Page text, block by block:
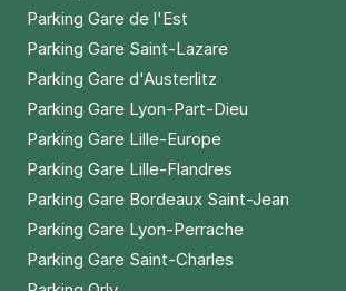
Parking Gare de l'Est
Parking Gare Saint-Lazare
Parking Gare d'Austerlitz
Parking Gare Lyon-Part-Dieu
Parking Gare Lille-Europe
Parking Gare Lille-Flandres
Parking Gare Bordeaux Saint-Jean
Parking Gare Lyon-Perrache
Parking Gare Saint-Charles